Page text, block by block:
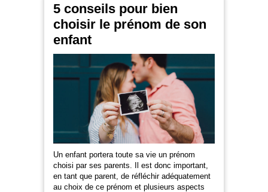
5 conseils pour bien
choisir le prénom de son
enfant
Un enfant portera toute sa vie un prénom
choisi par ses parents. Il est donc important,
en tant que parent, de réfléchir adéquatement
au choix de ce prénom et plusieurs aspects